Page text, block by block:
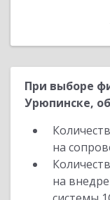
При выборе
Урюпинске,
на
на